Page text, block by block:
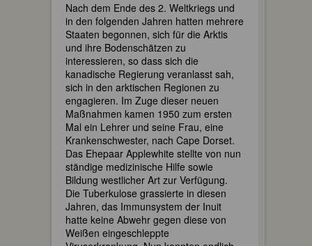
Nach dem Ende des 2. Weltkriegs und
in den folgenden Jahren hatten mehrere
Staaten begonnen, sich für die Arktis
und ihre Bodenschätzen zu
interessieren, so dass sich die
kanadische Regierung veranlasst sah,
sich in den arktischen Regionen zu
engagieren. Im Zuge dieser neuen
Maßnahmen kamen 1950 zum ersten
Mal ein Lehrer und seine Frau, eine
Krankenschwester, nach Cape Dorset.
Das Ehepaar Applewhite stellte von nun
ständige medizinische Hilfe sowie
Bildung westlicher Art zur Verfügung.
Die Tuberkulose grassierte in diesen
Jahren, das Immunsystem der Inuit
hatte keine Abwehr gegen diese von
Weißen eingeschleppte